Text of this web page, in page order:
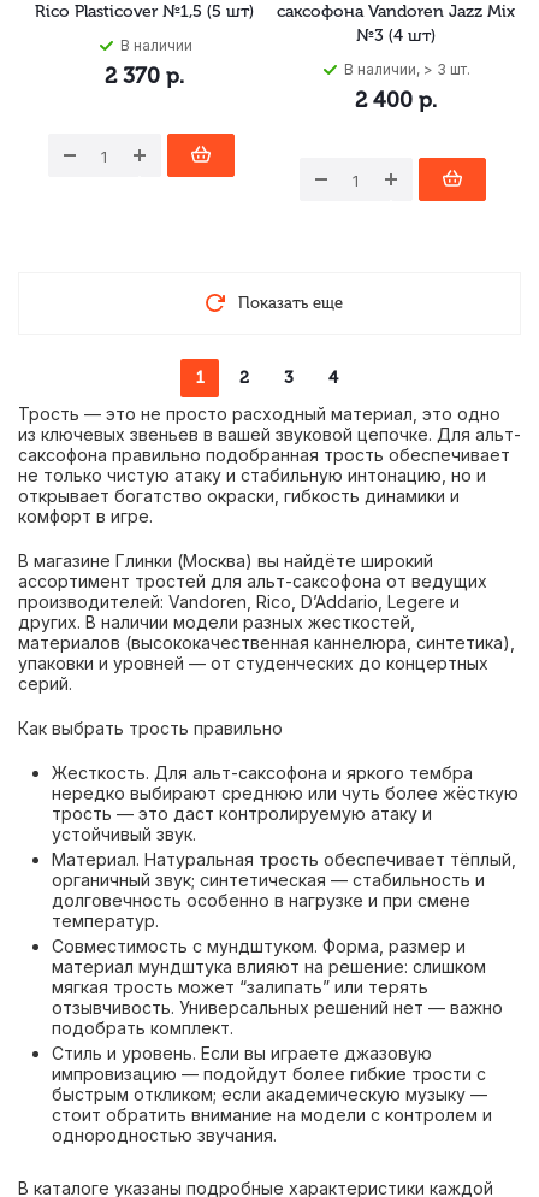
Rico Plasticover №1,5 (5 шт)
В наличии
2 370р.
саксофона Vandoren Jazz Mix
№3 (4 шт)
В наличии, > 3 шт.
2 400р.
Показать еще
1 2 3
4
Трость — это не просто расходный материал, это одно
из ключевых звеньев в вашей звуковой цепочке. Для альт-
саксофона правильно подобранная трость обеспечивает
не только чистую атаку и стабильную интонацию, но и
открывает богатство окраски, гибкость динамики и
комфорт в игре.
В магазине Глинки (Москва) вы найдёте широкий
ассортимент тростей для альт-саксофона от ведущих
производителей: Vandoren, Rico, D’Addario, Legere и
других. В наличии модели разных жесткостей,
материалов (высококачественная каннелюра, синтетика),
упаковки и уровней — от студенческих до концертных
серий.
Как выбрать трость правильно
Жесткость. Для альт-саксофона и яркого тембра
нередко выбирают среднюю или чуть более жёсткую
трость — это даст контролируемую атаку и
устойчивый звук.
Материал. Натуральная трость обеспечивает тёплый,
органичный звук; синтетическая — стабильность и
долговечность особенно в нагрузке и при смене
температур.
Совместимость с мундштуком. Форма, размер и
материал мундштука влияют на решение: слишком
мягкая трость может “залипать” или терять
отзывчивость. Универсальных решений нет — важно
подобрать комплект.
Стиль и уровень. Если вы играете джазовую
импровизацию — подойдут более гибкие трости с
быстрым откликом; если академическую музыку —
стоит обратить внимание на модели с контролем и
однородностью звучания.
В каталоге указаны подробные характеристики каждой